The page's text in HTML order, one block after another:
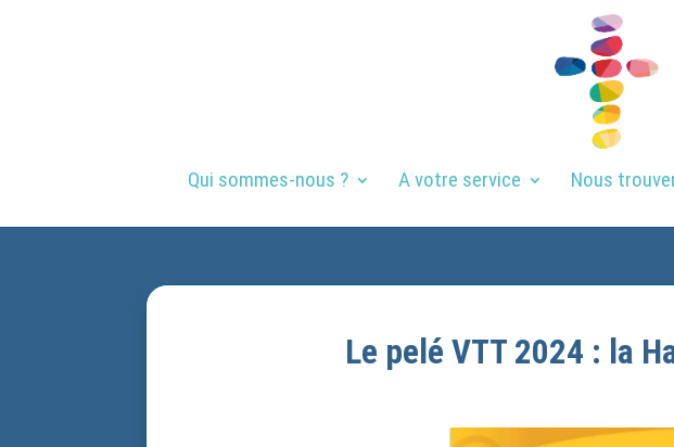
Qui sommes-nous ? A votre service Nous
Le pelé VTT 2024 : la